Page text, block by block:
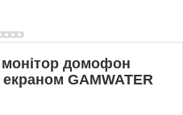
домофон
GAMWATER